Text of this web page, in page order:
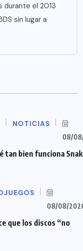
durante el 2013
sin lugar a
NOTICIAS
08/
tan bien funciona
08/08/
que los discos “no